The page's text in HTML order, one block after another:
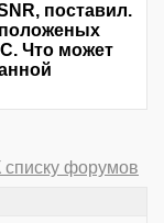
поставил.
положеных
Что может
списку форумов